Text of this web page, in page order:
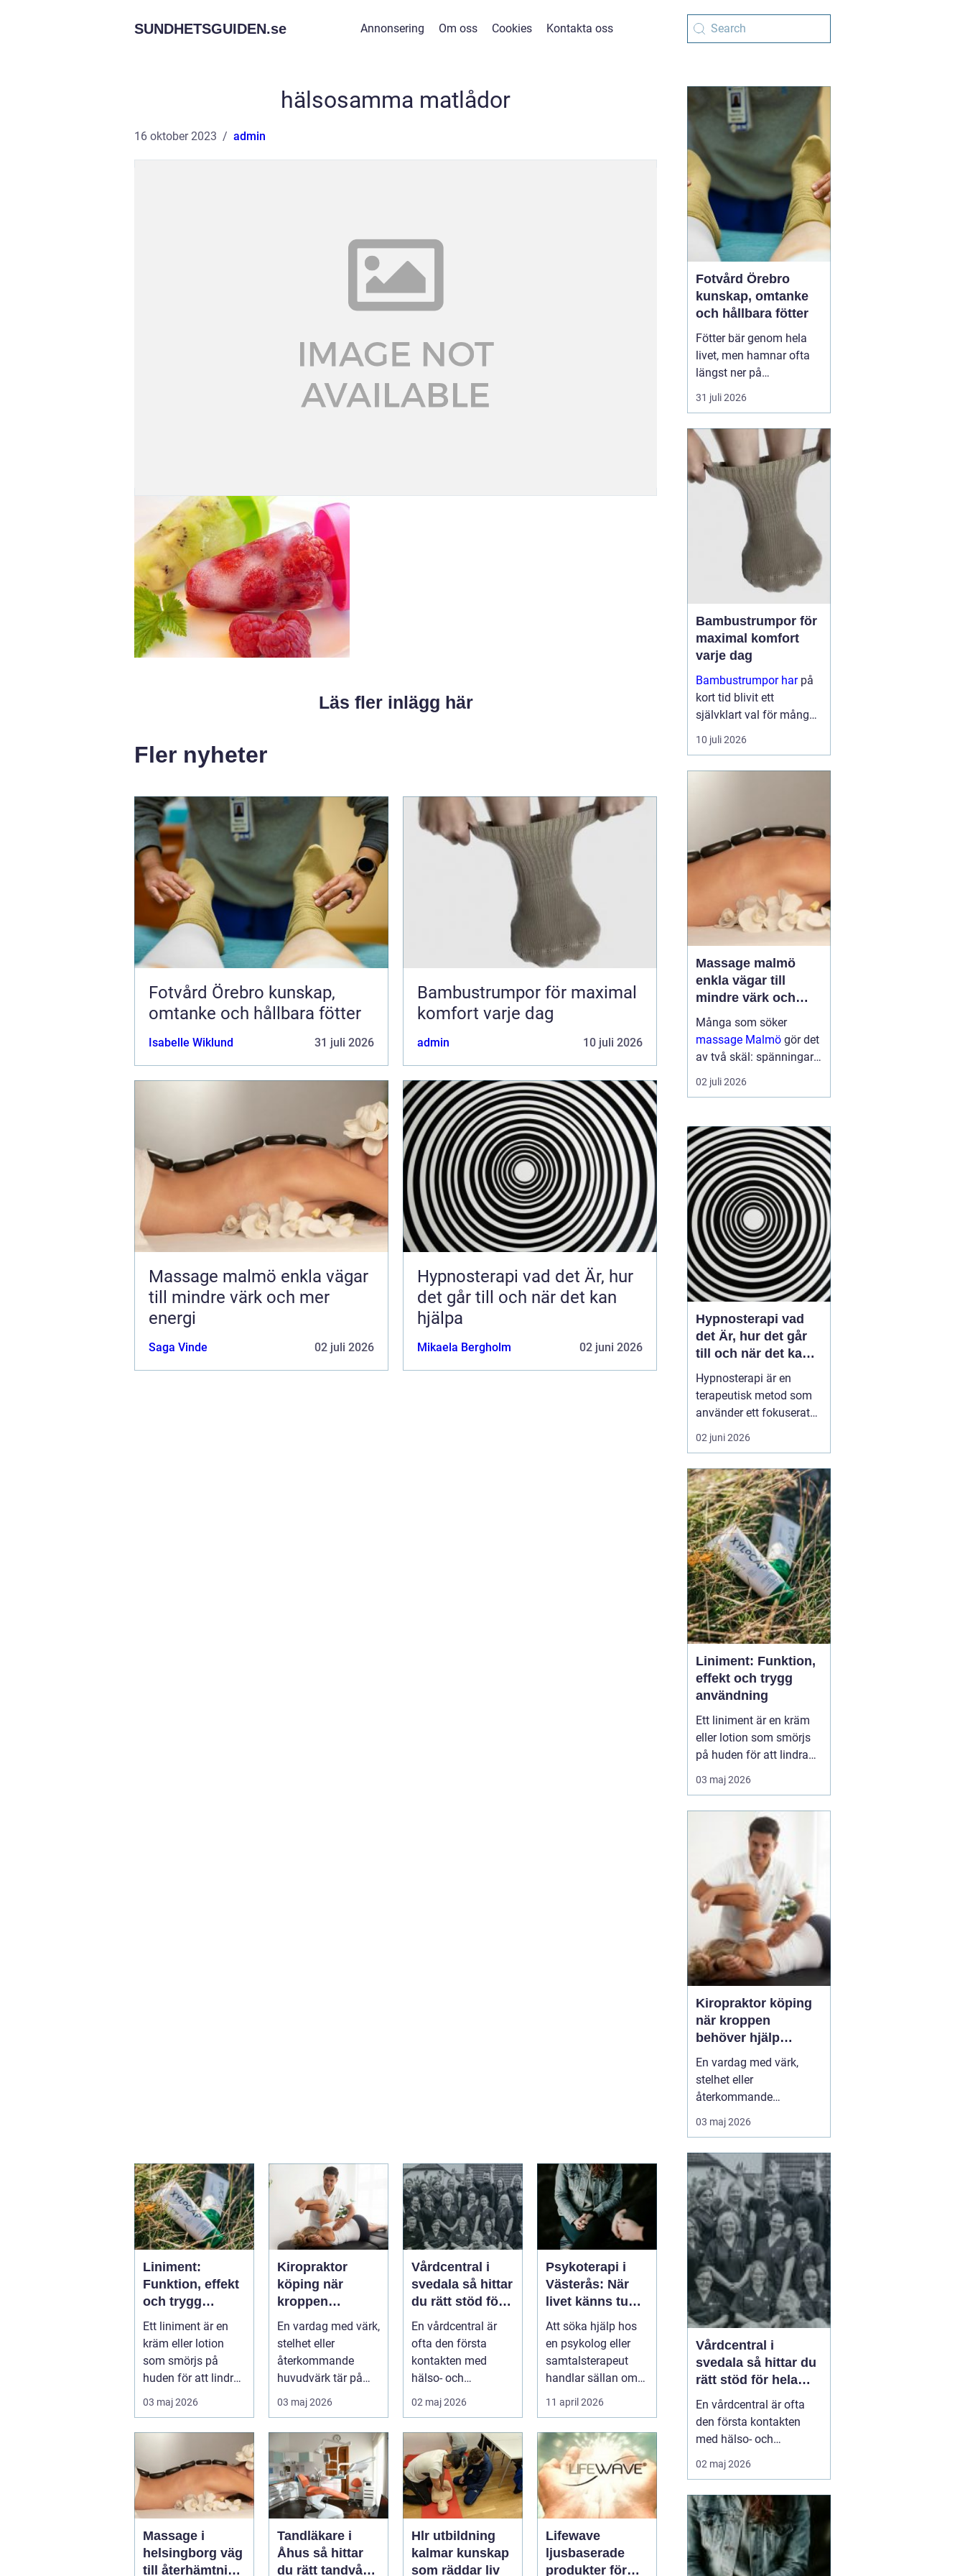
SUNDHETSGUIDEN.se Annonsering Om oss Cookies Kontakta oss
hälsosamma matlådor
16 oktober 2023 admin
Läs fler inlägg här
Fler nyheter
Fotvård Örebro kunskap,
omtanke och hållbara fötter
Isabelle Wiklund 31 juli 2026
Bambustrumpor för maximal
komfort varje dag
admin 10 juli 2026
Massage malmö enkla vägar
till mindre värk och mer
energi
Saga Vinde 02 juli 2026
Hypnosterapi vad det Är, hur
det går till och när det kan
hjälpa
Mikaela Bergholm 02 juni 2026
Liniment:
Funktion, effekt
och trygg
användning
Ett liniment är en
kräm eller lotion
som smörjs på
huden för att lindra
mu...
03 maj 2026
Kiropraktor
köping när
kroppen
behöver hjälp
tillbaka
En vardag med värk,
stelhet eller
återkommande
huvudvärk tär på
både ork och
länge ...
03 maj 2026
Vårdcentral i
svedala så hittar
du rätt stöd för
hela familjen
En vårdcentral är
ofta den första
kontakten med
hälso- och
sjukvården. För
handlar v...
02 maj 2026
Psykoterapi i
Västerås: När
livet känns tungt
och du behöver
prata med
någon
Att söka hjälp hos
en psykolog eller
samtalsterapeut
handlar sällan om
att vara svag....
11 april 2026
Massage i
helsingborg väg
till återhämtning
Tandläkare i
Åhus så hittar
du rätt tandvård
Hlr utbildning
kalmar kunskap
som räddar liv
Lifewave
ljusbaserade
produkter för
Fotvård Örebro
kunskap, omtanke
och hållbara fötter
Fötter bär genom hela
livet, men hamnar ofta
längst ner på
prioriteringslistan.
Många söker hjälp först
påverkar vardagen.
Samtidigt visar
erfarenhet från
fotvårdskliniker i och
omkring Örebro att
regelbunden fotvård kan
förebygga e...
31 juli 2026
Bambustrumpor för
maximal komfort
varje dag
Bambustrumpor harpå
kort tid blivit ett
självklart val för många
som vill kombinera
komfort, funktion och
10 juli 2026
Massage malmö
enkla vägar till
mindre värk och
mer energi
Många som söker
massage Malmö gör det
av två skäl: spänningar
och smärta har blivit för
mycket, eller behovet av
sig starkare än
vardagens tempo.
Samtidigt kan utbudet
kän...
02 juli 2026
Hypnosterapi vad
det Är, hur det går
till och när det kan
hjälpa
Hypnosterapi är en
terapeutisk metod som
använder ett fokuserat
och avslappnat
sinnestillstånd för att
undermedvetna. Genom
att kombinera
samtalsterapi med
hypnos kan människor
förändra reaktioner,
känslor och beteenden
som läng...
02 juni 2026
Liniment: Funktion,
effekt och trygg
användning
Ett liniment är en kräm
eller lotion som smörjs
på huden för att lindra
muskelvärk, stelhet och
ibland också ledbesvär.
ämnen som stimulerar
blodcirkulationen och
03 maj 2026
Kiropraktor köping
när kroppen
behöver hjälp
tillbaka
En vardag med värk,
stelhet eller
återkommande
huvudvärk tär på både
ork och humör. Många
besvär och tänker att det
går nog över. Ofta gör
det inte det. En
legitimerad kiropraktor
kan hjälpa kroppen att
återfå rörlighet, minska
smä...
03 maj 2026
Vårdcentral i
svedala så hittar du
rätt stöd för hela
familjen
En vårdcentral är ofta
den första kontakten
med hälso- och
sjukvården. För många i
Svedala handlar valet
plats där både barn,
vuxna och äldre får hjälp
under samma tak. I en
tid med högt tempo och
02 maj 2026